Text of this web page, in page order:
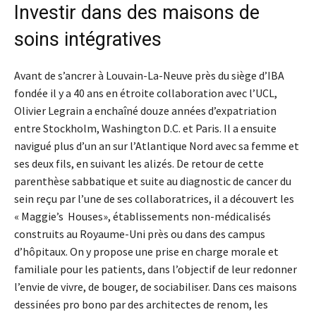
Investir dans des maisons de
soins intégratives
Avant de s’ancrer à Louvain-La-Neuve près du siège d’IBA
fondée il y a 40 ans en étroite collaboration avec l’UCL,
Olivier Legrain a enchaîné douze années d’expatriation
entre Stockholm, Washington D.C. et Paris. Il a ensuite
navigué plus d’un an sur l’Atlantique Nord avec sa femme et
ses deux fils, en suivant les alizés. De retour de cette
parenthèse sabbatique et suite au diagnostic de cancer du
sein reçu par l’une de ses collaboratrices, il a découvert les
« Maggie’s Houses», établissements non-médicalisés
construits au Royaume-Uni près ou dans des campus
d’hôpitaux. On y propose une prise en charge morale et
familiale pour les patients, dans l’objectif de leur redonner
l’envie de vivre, de bouger, de sociabiliser. Dans ces maisons
dessinées pro bono par des architectes de renom, les